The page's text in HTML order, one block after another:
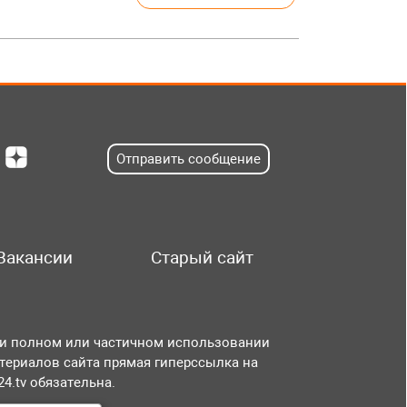
Отправить сообщение
Старый сайт
полном или частичном использовании
сайта прямая гиперссылка на
обязательна.